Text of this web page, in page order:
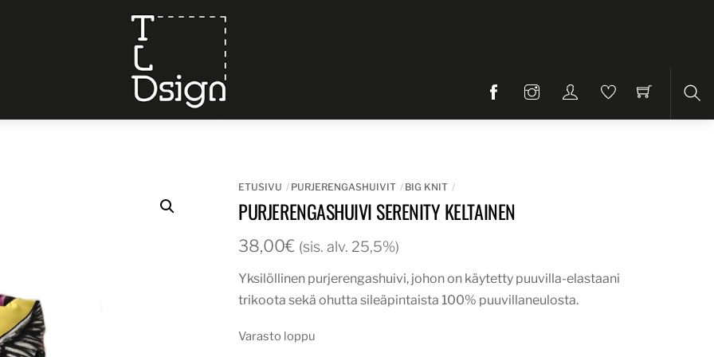
ETUSIVU PURJERENGASHUIVIT BIG KNIT
PURJERENGASHUIVI SERENITY KELTAINEN
38,00€ (sis. alv. 25,5%)
Yksilöllinen purjerengashuivi, johon on käytetty puuvilla-elastaani
trikoota sekä ohutta sileäpintaista 100% puuvillaneulosta.
Varasto loppu